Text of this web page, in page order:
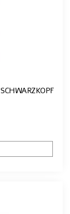
SCHWARZKOPF שוורצקופף אוסיס תריל קרם סיבים | 100 מ"ל